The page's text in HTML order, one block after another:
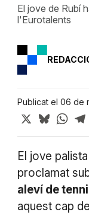
El jove de Rubí
l'Eurotalents
Publicat el 06 de
X Bluesky
El jove
proclamat
aleví de
aquest cap